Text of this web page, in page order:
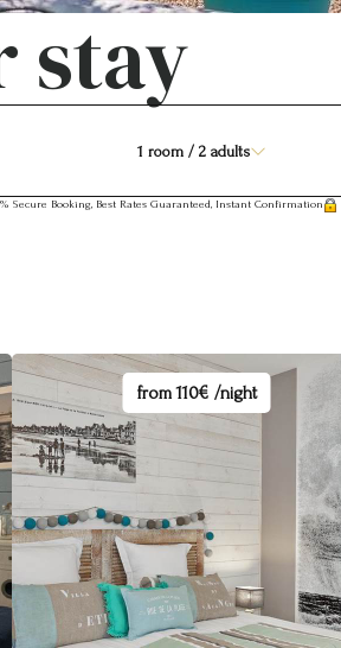
stay
1 room / 2 adults
Secure Booking, Best Rates Guaranteed, Instant Confirmation
from 110€ /night